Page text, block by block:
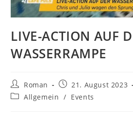
LIVE-ACTION AUF
WASSERRAMPE
Beitrags-
Autor:
Roman
Beitrag
veröffentlicht:
21. August 2023
Beitrags-
Allgemein / Events